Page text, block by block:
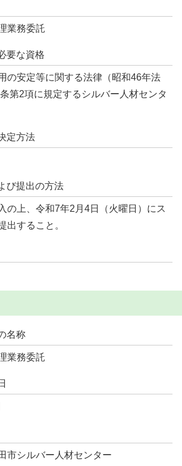
業務委託
要な資格
の安定等に関する法律（昭和46年法
第2項に規定するシルバー人材センタ
定方法
び提出の方法
の上、令和7年2月4日（火曜日）にス
出すること。
名称
業務委託
市シルバー人材センター